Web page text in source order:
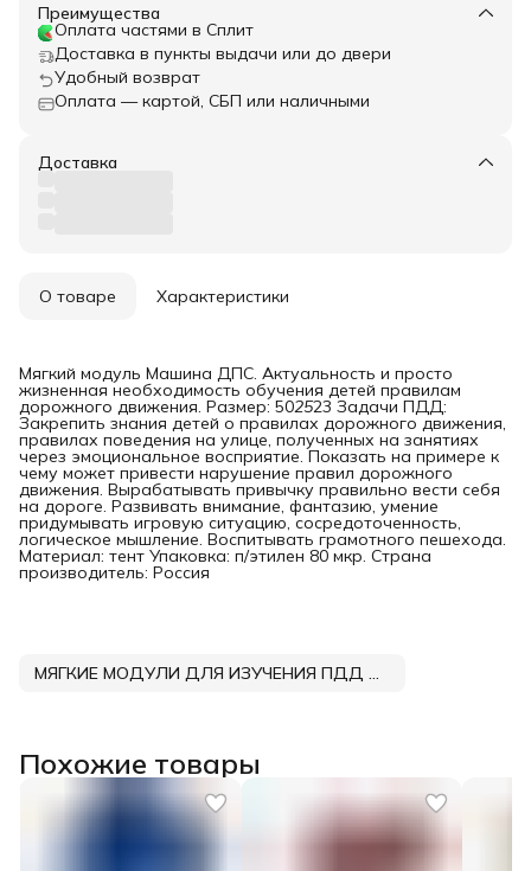
Преимущества
Оплата частями в Сплит
Доставка в пункты выдачи или до двери
Удобный возврат
Оплата — картой, СБП или наличными
Доставка
О товаре Характеристики
Мягкий модуль Машина ДПС. Актуальность и просто
жизненная необходимость обучения детей правилам
дорожного движения. Размер: 502523 Задачи ПДД:
Закрепить знания детей о правилах дорожного движения,
правилах поведения на улице, полученных на занятиях
через эмоциональное восприятие. Показать на примере к
чему может привести нарушение правил дорожного
движения. Вырабатывать привычку правильно вести себя
на дороге. Развивать внимание, фантазию, умение
придумывать игровую ситуацию, сосредоточенность,
логическое мышление. Воспитывать грамотного пешехода.
Материал: тент Упаковка: п/этилен 80 мкр. Страна
производитель: Россия
МЯГКИЕ МОДУЛИ ДЛЯ ИЗУЧЕНИЯ ПДД DNN
Похожие товары